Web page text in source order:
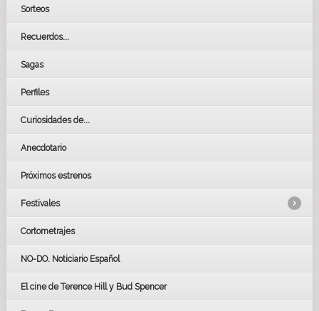
Sorteos
Recuerdos...
Sagas
Perfiles
Curiosidades de...
Anecdotario
Próximos estrenos
Festivales
LOS OSCARS
GOYAS
BAFTA
Cortometrajes
NO-DO. Noticiario Español
El cine de Terence Hill y Bud Spencer